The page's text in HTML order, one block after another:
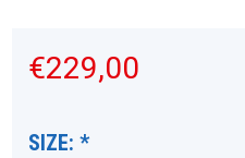
€229,00
SIZE:*